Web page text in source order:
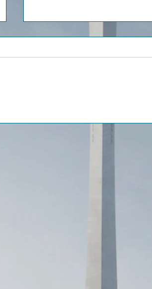
Comptes Escrow à Dubaï :